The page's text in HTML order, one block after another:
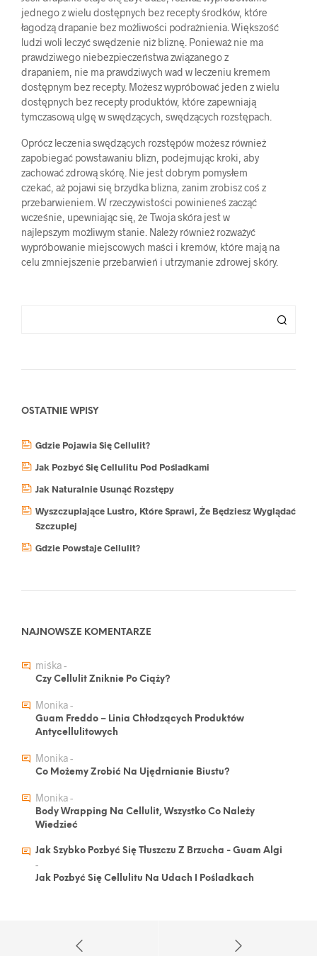
jednego z wielu dostępnych bez recepty środków, które
łagodzą drapanie bez możliwości podrażnienia. Większość
ludzi woli leczyć swędzenie niż bliznę. Ponieważ nie ma
prawdziwego niebezpieczeństwa związanego z
drapaniem, nie ma prawdziwych wad w leczeniu kremem
dostępnym bez recepty. Możesz wypróbować jeden z wielu
dostępnych bez recepty produktów, które zapewniają
tymczasową ulgę w swędzących, swędzących rozstępach.
Oprócz leczenia swędzących rozstępów możesz również
zapobiegać powstawaniu blizn, podejmując kroki, aby
zachować zdrową skórę. Nie jest dobrym pomysłem
czekać, aż pojawi się brzydka blizna, zanim zrobisz coś z
przebarwieniem. W rzeczywistości powinieneś zacząć
wcześnie, upewniając się, że Twoja skóra jest w
najlepszym możliwym stanie. Należy również rozważyć
wypróbowanie miejscowych maści i kremów, które mają na
celu zmniejszenie przebarwień i utrzymanie zdrowej skóry.
OSTATNIE WPISY
Gdzie Pojawia Się Cellulit?
Jak Pozbyć Się Cellulitu Pod Pośladkami
Jak Naturalnie Usunąć Rozstępy
Wyszczuplające Lustro, Które Sprawi, Że Będziesz Wyglądać
Szczuplej
Gdzie Powstaje Cellulit?
NAJNOWSZE KOMENTARZE
miśka-
Czy Cellulit Zniknie Po Ciąży?
Monika-
Guam Freddo – Linia Chłodzących Produktów
Antycellulitowych
Monika-
Co Możemy Zrobić Na Ujędrnianie Biustu?
Monika-
Body Wrapping Na Cellulit, Wszystko Co Należy
Wiedzieć
Jak Szybko Pozbyć Się Tłuszczu Z Brzucha - Guam Algi
-
Jak Pozbyć Się Cellulitu Na Udach I Pośladkach